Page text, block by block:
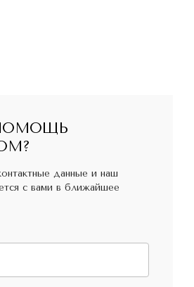
данные и наш
с вами в ближайшее